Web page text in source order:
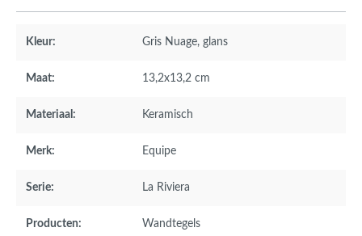
Kleur: Gris Nuage, glans
Maat: 13,2x13,2 cm
Materiaal: Keramisch
Merk: Equipe
Serie: La Riviera
Producten: Wandtegels